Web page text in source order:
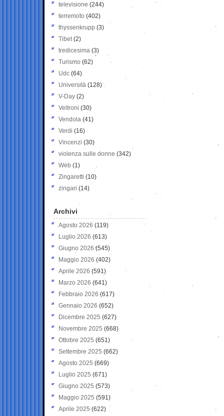
televisione(244)
terremoto (402)
thyssenkrupp (3)
Tibet(2)
tredicesima (3)
Turismo (62)
Udc (64)
Università (128)
V-Day (2)
Veltroni (30)
Vendola (41)
Verdi (16)
Vincenzi (30)
violenza sulle donne (342)
Web (1)
Zingaretti (10)
zingari (14)
Archivi
Agosto 2026 (119)
Luglio 2026 (613)
Giugno 2026 (545)
Maggio 2026 (402)
Aprile 2026 (591)
Marzo 2026 (641)
Febbraio 2026 (617)
Gennaio 2026 (652)
Dicembre 2025 (627)
Novembre 2025 (668)
Ottobre 2025 (651)
Settembre 2025 (662)
Agosto 2025 (669)
Luglio 2025 (671)
Giugno 2025 (573)
Maggio 2025 (591)
Aprile 2025 (622)